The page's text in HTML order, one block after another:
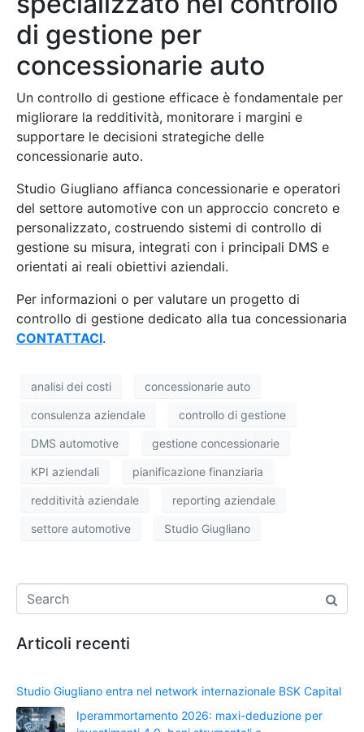
di gestione per
concessionarie auto
Un controllo di gestione efficace è fondamentale per
migliorare la redditività, monitorare i margini e
supportare le decisioni strategiche delle
concessionarie auto.
Studio Giugliano affianca concessionarie e operatori
del settore automotive con un approccio concreto e
personalizzato, costruendo sistemi di controllo di
gestione su misura, integrati con i principali DMS e
orientati ai reali obiettivi aziendali.
Per informazioni o per valutare un progetto di
controllo di gestione dedicato alla tua concessionaria
CONTATTACI.
analisi dei costi concessionarie auto
consulenza aziendale controllo di gestione
DMS automotive gestione concessionarie
KPI aziendali pianificazione finanziaria
redditività aziendale reporting aziendale
settore automotive Studio Giugliano
Articoli recenti
Studio Giugliano entra nel network internazionale BSK Capital
Iperammortamento 2026: maxi-deduzione per